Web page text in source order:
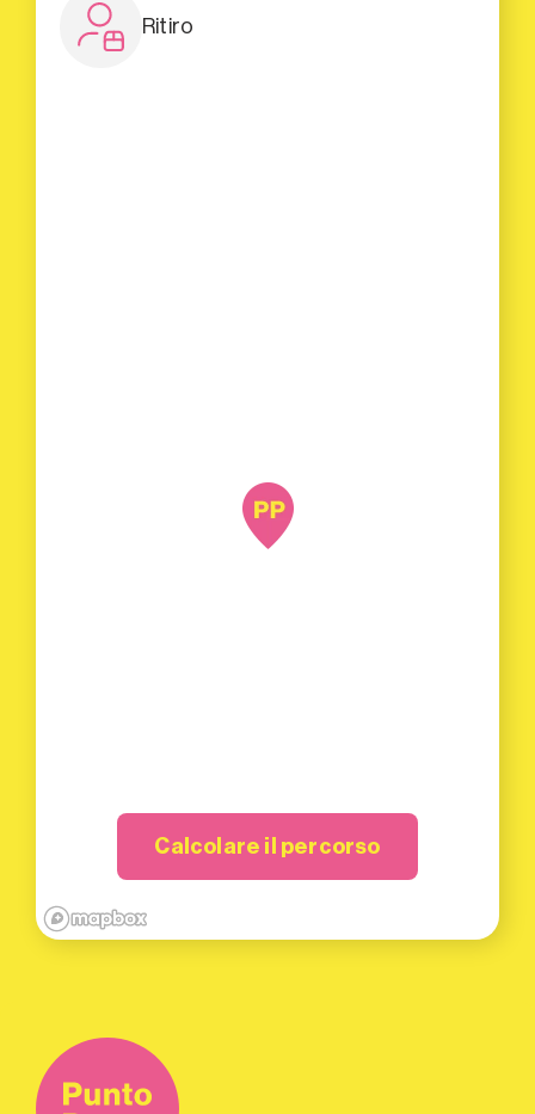
Ritiro
Calcolare il percorso